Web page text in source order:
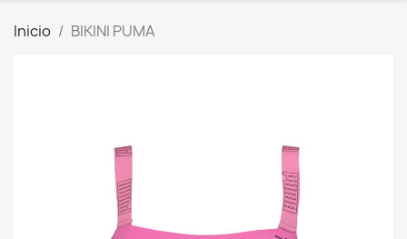
Inicio BIKINI PUMA